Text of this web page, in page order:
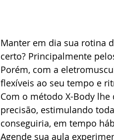
Manter em dia sua rotina
certo? Principalmente
Porém, com a
flexíveis ao seu tempo e
Com o método X-Body
precisão, estimulando
conseguiria, em tempo
Agende sua aula